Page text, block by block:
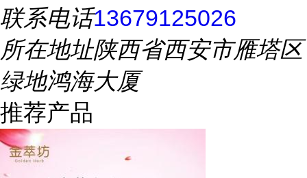
联系电话13679125026
所在地址陕西省西安市雁塔区
绿地鸿海大厦
推荐产品